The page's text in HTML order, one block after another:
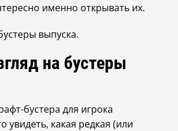
именно открывать их.
выпуска.
на бустеры
бустера для игрока
увидеть, какая редкая (или